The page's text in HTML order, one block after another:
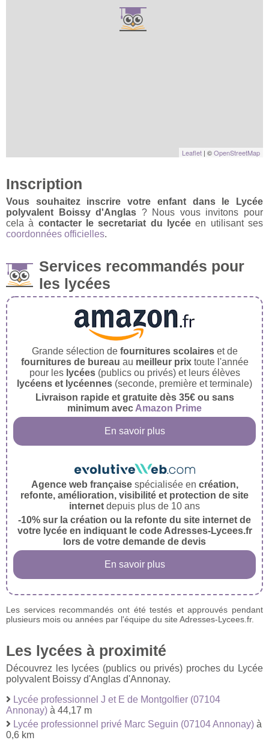
Leaflet | ©OpenStreetMap
Inscription
Vous souhaitez inscrire votre enfant dans le Lycée
polyvalent Boissy d'Anglas ? Nous vous invitons pour
cela à contacter le secretariat du lycée en utilisant ses
coordonnées officielles.
Services recommandés pour
les lycées
Grande sélection de fournitures scolaireset de
fournitures de bureau au meilleur prixtoute l'année
pour les lycées(publics ou privés) et leurs élèves
lycéens et lycéennes (seconde, première et terminale)
Livraison rapide et gratuite dès 35€ ou sans
minimum avec Amazon Prime
En savoir plus
Agence web françaisespécialisée en création,
refonte, amélioration, visibilité et protection de site
internet depuis plus de 10 ans
-10% sur la création ou la refonte du site internet de
votre lycée en indiquant le code Adresses-Lycees.fr
lors de votre demande de devis
En savoir plus
Les services recommandés ont été testés et approuvés pendant
plusieurs mois ou années par l'équipe du site Adresses-Lycees.fr.
Les lycées à proximité
Découvrez les lycées (publics ou privés) proches du Lycée
polyvalent Boissy d'Anglas d'Annonay.
Lycée professionnel J et E de Montgolfier (07104
Annonay) à 44,17 m
Lycée professionnel privé Marc Seguin (07104 Annonay) à
0,6 km